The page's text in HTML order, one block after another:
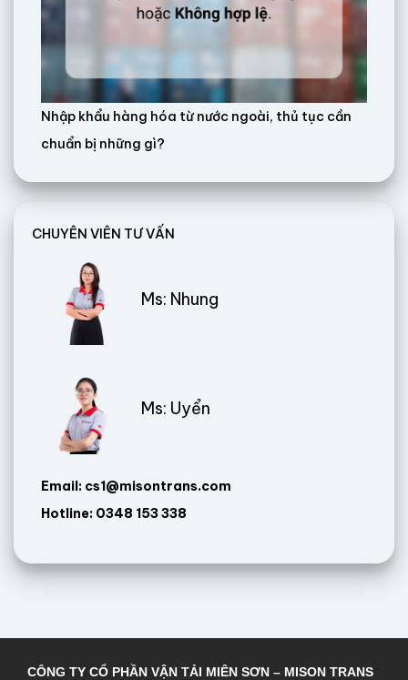
Nhập khẩu hàng hóa từ nước ngoài, thủ tục cần
chuẩn bị những gì?
CHUYÊN VIÊN TƯ VẤN
Ms: Nhung
Ms: Uyển
Email: cs1@misontrans.com
Hotline: 0348 153 338
CÔNG TY CỔ PHẦN VẬN TẢI MIÊN SƠN – MISON TRANS